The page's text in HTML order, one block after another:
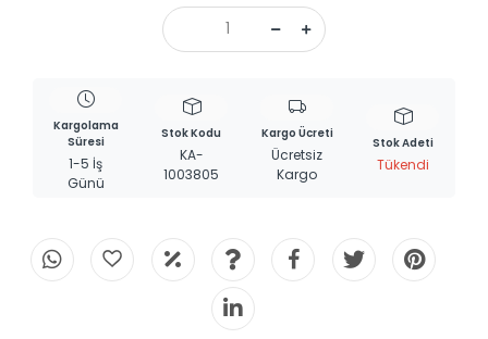
Kargolama
Süresi
1-5 İş
Günü
Stok Kodu
KA-
1003805
Kargo Ücreti
Ücretsiz
Kargo
Stok Adeti
Tükendi